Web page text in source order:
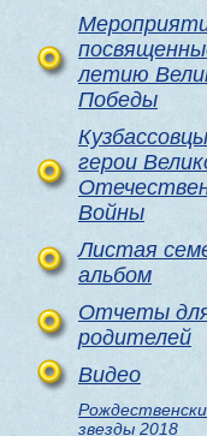
летию
Победы
герои
Войны
Листая
альбом
Отчеты
родителей
Видео
звезды 2018